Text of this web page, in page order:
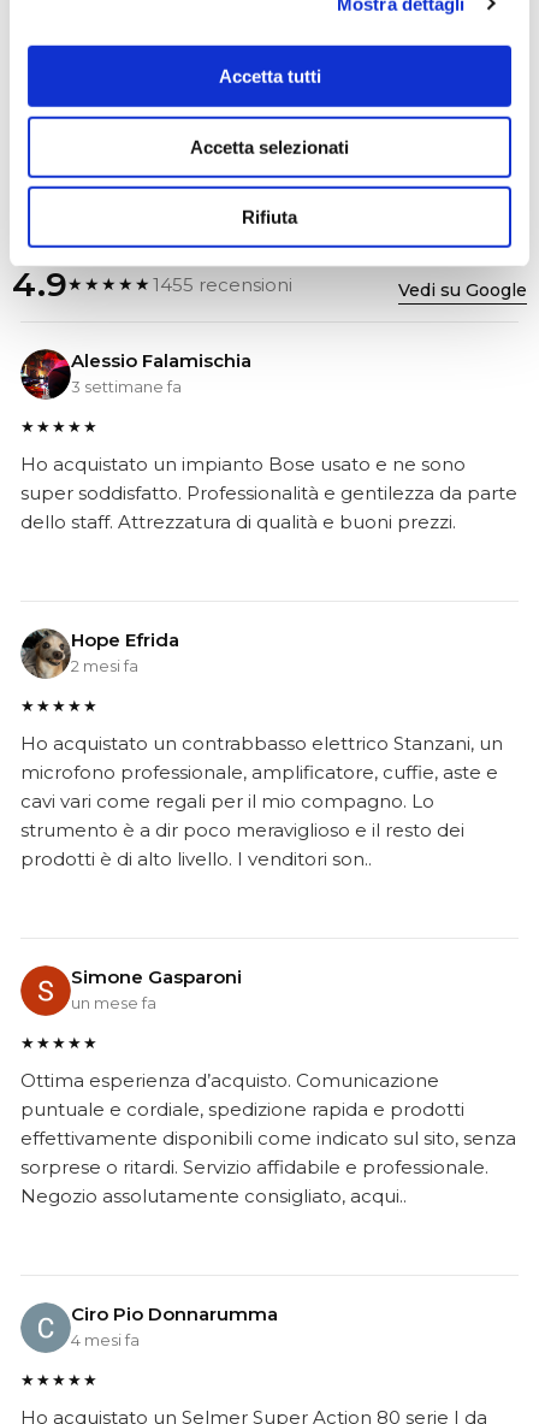
Accetta tutti
Accetta selezionati
Rifiuta
Compra
4.9★★★★★1455 recensioni Vedi su Google
Alessio Falamischia
3 settimane fa
★★★★★
Ho acquistato un impianto Bose usato e ne sono
super soddisfatto. Professionalità e gentilezza da parte
dello staff. Attrezzatura di qualità e buoni prezzi.
Hope Efrida
2 mesi fa
★★★★★
Ho acquistato un contrabbasso elettrico Stanzani, un
microfono professionale, amplificatore, cuffie, aste e
cavi vari come regali per il mio compagno. Lo
strumento è a dir poco meraviglioso e il resto dei
prodotti è di alto livello. I venditori son..
Simone Gasparoni
un mese fa
★★★★★
Ottima esperienza d’acquisto. Comunicazione
puntuale e cordiale, spedizione rapida e prodotti
effettivamente disponibili come indicato sul sito, senza
sorprese o ritardi. Servizio affidabile e professionale.
Negozio assolutamente consigliato, acqui..
Ciro Pio Donnarumma
4 mesi fa
★★★★★
Ho acquistato un Selmer Super Action 80 serie I da